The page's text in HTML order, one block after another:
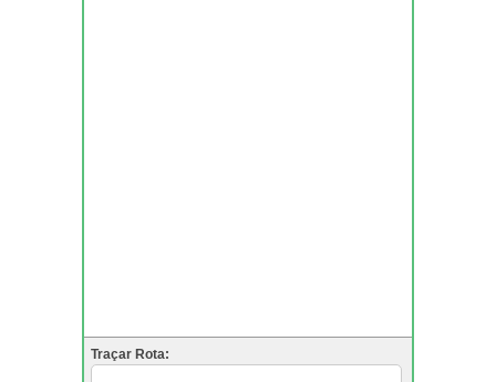
Traçar Rota: